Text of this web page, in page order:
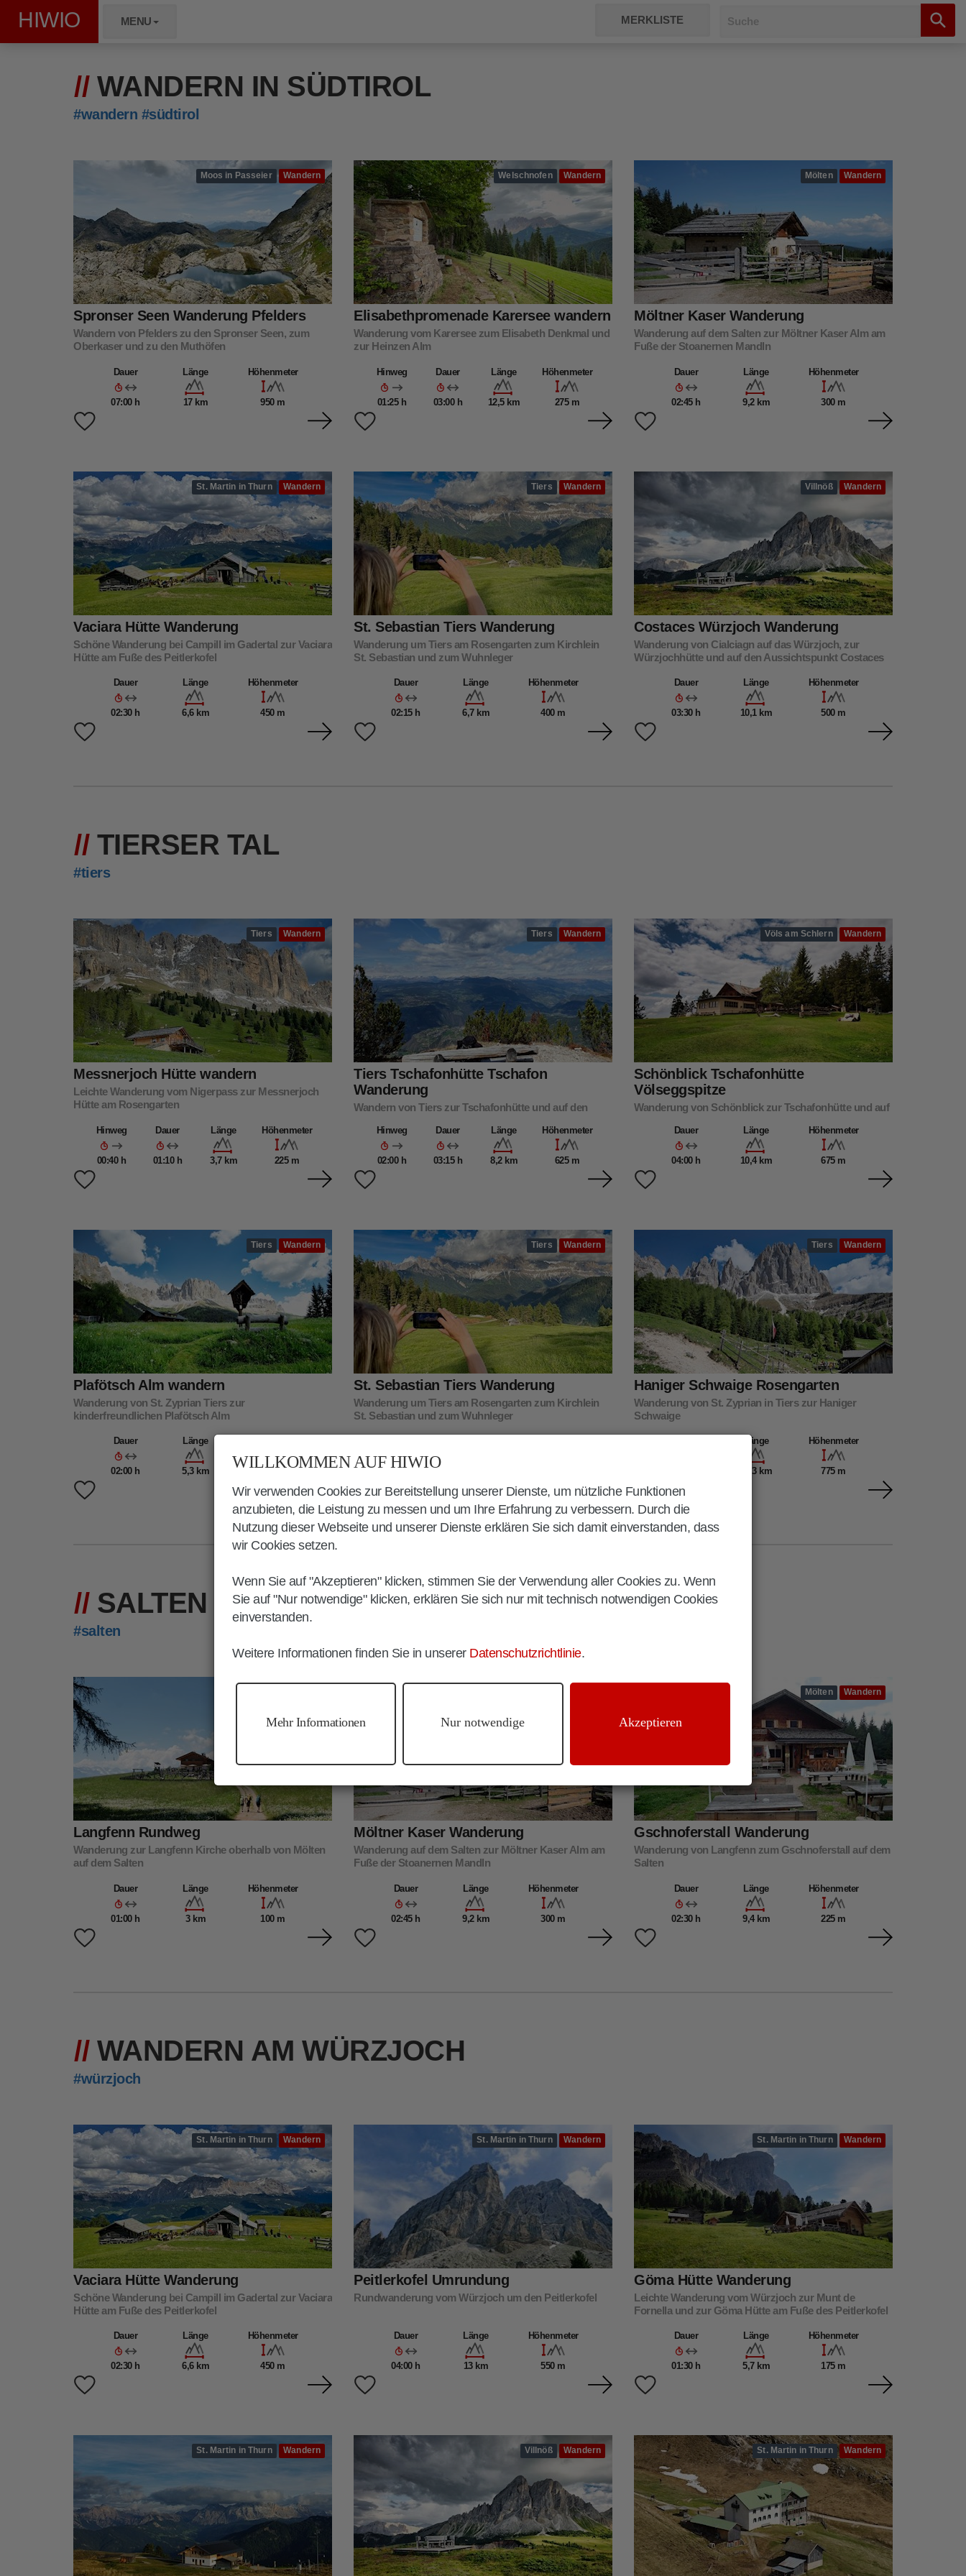
HIWIO MERKLISTE
MENU
WANDERN IN SÜDTIROL
#wandern #südtirol
Moos in Passeier Wandern
Spronser Seen Wanderung Pfelders
Wandern von Pfelders zu den Spronser Seen, zum
Oberkaser und zu den Muthöfen
Dauer
07:00 h
Länge
17 km
Höhenmeter
950 m
Welschnofen Wandern
Elisabethpromenade Karersee wandern
Wanderung vom Karersee zum Elisabeth Denkmal und
zur Heinzen Alm
Hinweg
01:25 h
Dauer
03:00 h
Länge
12,5 km
Höhenmeter
275 m
Mölten Wandern
Möltner Kaser Wanderung
Wanderung auf dem Salten zur Möltner Kaser Alm am
Fuße der Stoanernen Mandln
Dauer
02:45 h
Länge
9,2 km
Höhenmeter
300 m
St. Martin in Thurn Wandern
Vaciara Hütte Wanderung
Schöne Wanderung bei Campill im Gadertal zur Vaciara
Hütte am Fuße des Peitlerkofel
Dauer
02:30 h
Länge
6,6 km
Höhenmeter
450 m
Tiers Wandern
St. Sebastian Tiers Wanderung
Wanderung um Tiers am Rosengarten zum Kirchlein
St. Sebastian und zum Wuhnleger
Dauer
02:15 h
Länge
6,7 km
Höhenmeter
400 m
Villnöß Wandern
Costaces Würzjoch Wanderung
Wanderung von Cialciagn auf das Würzjoch, zur
Würzjochhütte und auf den Aussichtspunkt Costaces
Dauer
03:30 h
Länge
10,1 km
Höhenmeter
500 m
TIERSER TAL
#tiers
Tiers Wandern
Messnerjoch Hütte wandern
Leichte Wanderung vom Nigerpass zur Messnerjoch
Hütte am Rosengarten
Hinweg
00:40 h
Dauer
01:10 h
Länge
3,7 km
Höhenmeter
225 m
Tiers Wandern
Tiers Tschafonhütte Tschafon
Wanderung
Wandern von Tiers zur Tschafonhütte und auf den
Hinweg
02:00 h
Dauer
03:15 h
Länge
8,2 km
Höhenmeter
625 m
Völs am Schlern Wandern
Schönblick Tschafonhütte
Völseggspitze
Wanderung von Schönblick zur Tschafonhütte und auf
Dauer
04:00 h
Länge
10,4 km
Höhenmeter
675 m
Tiers Wandern
Plafötsch Alm wandern
Wanderung von St. Zyprian Tiers zur
kinderfreundlichen Plafötsch Alm
Dauer
02:00 h
Länge
5,3 km
Tiers Wandern
St. Sebastian Tiers Wanderung
Wanderung um Tiers am Rosengarten zum Kirchlein
St. Sebastian und zum Wuhnleger
Tiers Wandern
Haniger Schwaige Rosengarten
Wanderung von St. Zyprian in Tiers zur Haniger
Schwaige
Länge
12,3 km
Höhenmeter
775 m
SALTEN WANDERN
#salten
Langfenn Rundweg
Wanderung zur Langfenn Kirche oberhalb von Mölten
auf dem Salten
Dauer
01:00 h
Länge
3 km
Höhenmeter
100 m
Möltner Kaser Wanderung
Wanderung auf dem Salten zur Möltner Kaser Alm am
Fuße der Stoanernen Mandln
Dauer
02:45 h
Länge
9,2 km
Höhenmeter
300 m
Mölten Wandern
Gschnoferstall Wanderung
Wanderung von Langfenn zum Gschnoferstall auf dem
Salten
Dauer
02:30 h
Länge
9,4 km
Höhenmeter
225 m
WANDERN AM WÜRZJOCH
#würzjoch
St. Martin in Thurn Wandern
Vaciara Hütte Wanderung
Schöne Wanderung bei Campill im Gadertal zur Vaciara
Hütte am Fuße des Peitlerkofel
Dauer
02:30 h
Länge
6,6 km
Höhenmeter
450 m
St. Martin in Thurn Wandern
Peitlerkofel Umrundung
Rundwanderung vom Würzjoch um den Peitlerkofel
Dauer
04:00 h
Länge
13 km
Höhenmeter
550 m
St. Martin in Thurn Wandern
Göma Hütte Wanderung
Leichte Wanderung vom Würzjoch zur Munt de
Fornella und zur Göma Hütte am Fuße des Peitlerkofel
Dauer
01:30 h
Länge
5,7 km
Höhenmeter
175 m
St. Martin in Thurn Wandern Villnöß Wandern St. Martin in Thurn Wandern
WILLKOMMEN AUF HIWIO
Wir verwenden Cookies zur Bereitstellung unserer Dienste, um nützliche Funktionen
anzubieten, die Leistung zu messen und um Ihre Erfahrung zu verbessern. Durch die
Nutzung dieser Webseite und unserer Dienste erklären Sie sich damit einverstanden, dass
wir Cookies setzen.
Wenn Sie auf "Akzeptieren" klicken, stimmen Sie der Verwendung aller Cookies zu. Wenn
Sie auf "Nur notwendige" klicken, erklären Sie sich nur mit technisch notwendigen Cookies
einverstanden.
Weitere Informationen finden Sie in unserer Datenschutzrichtlinie.
Mehr Informationen Nur notwendige Akzeptieren